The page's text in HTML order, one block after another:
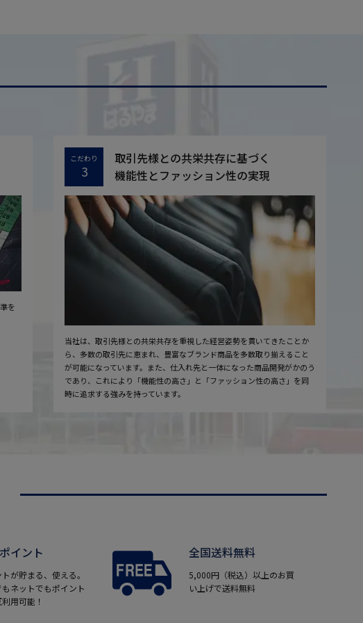
を
こだわり
3
取引先様との共栄共存に基づく
機能性とファッション性の実現
当社は、取引先様との共栄共存を重視した経営姿勢を貫いてきたことか
ら、多数の取引先に恵まれ、豊富なブランド商品を多数取り揃えること
が可能になっています。また、仕入れ先と一体になった商品開発がかのう
であり、これにより「機能性の高さ」と「ファッション性の高さ」を同
時に追求する強みを持っています。
イント
が貯まる、使える。
もネットでもポイント
用可能！
全国送料無料
5,000円（税込）以上のお買
い上げで送料無料